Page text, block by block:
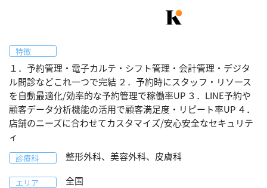
特徴
１．予約管理・電子カルテ・シフト管理・会計管理・デジタ
ル問診などこれ一つで完結 ２．予約時にスタッフ・リソース
を自動最適化/効率的な予約管理で稼働率UP ３．LINE予約や
顧客データ分析機能の活用で顧客満足度・リピート率UP ４．
店舗のニーズに合わせてカスタマイズ/安心安全なセキュリテ
ィ
診療科 整形外科、美容外科、皮膚科
エリア 全国